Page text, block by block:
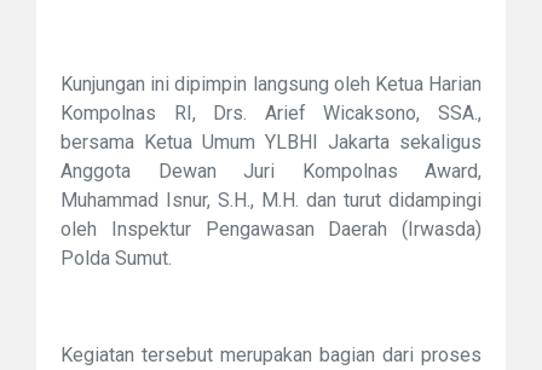
Kunjungan ini dipimpin langsung oleh Ketua Harian
Kompolnas RI, Drs. Arief Wicaksono, SSA.,
bersama Ketua Umum YLBHI Jakarta sekaligus
Anggota Dewan Juri Kompolnas Award,
Muhammad Isnur, S.H., M.H. dan turut didampingi
oleh Inspektur Pengawasan Daerah (Irwasda)
Polda Sumut.
Kegiatan tersebut merupakan bagian dari proses